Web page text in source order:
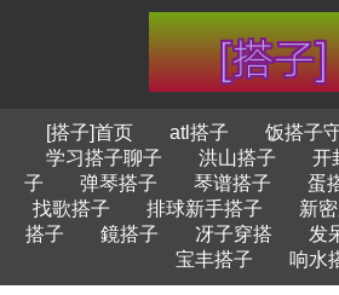
[搭子]首页 atl搭子 饭搭子
学习搭子聊子
洪山搭子 开
子
弹琴搭子 琴谱搭子
蛋
找歌搭子
排球新手搭子 新
搭子
鏡搭子 冴子穿搭 发
宝丰搭子
响水